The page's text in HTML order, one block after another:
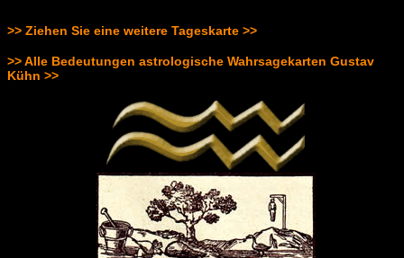
>> Ziehen Sie eine weitere Tageskarte >>
>> Alle Bedeutungen astrologische Wahrsagekarten Gustav
Kühn >>